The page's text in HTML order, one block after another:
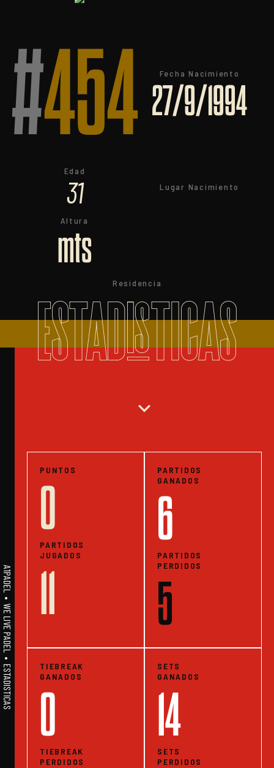
#454 Fecha Nacimiento
27/9/1994
Edad
31 Lugar Nacimiento
Altura
mts
Residencia
ESTADISTICAS
A1PADEL • WE LIVE PADEL • ESTADISTICAS
expand_more
PUNTOS
0
PARTIDOS
JUGADOS
11
PARTIDOS
GANADOS
6
PARTIDOS
PERDIDOS
5
TIEBREAK
GANADOS
0
TIEBREAK
PERDIDOS
SETS
GANADOS
14
SETS
PERDIDOS